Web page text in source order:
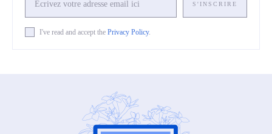
S'INSCRIRE
I've read and accept the Privacy Policy.